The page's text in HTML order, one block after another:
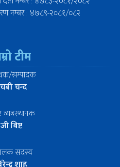
नम्बर : ४७८९-२०८१/०८२
टीम
सम्पादक
चन्द
व्यबस्थापक
जी बिष्ट
सदस्य